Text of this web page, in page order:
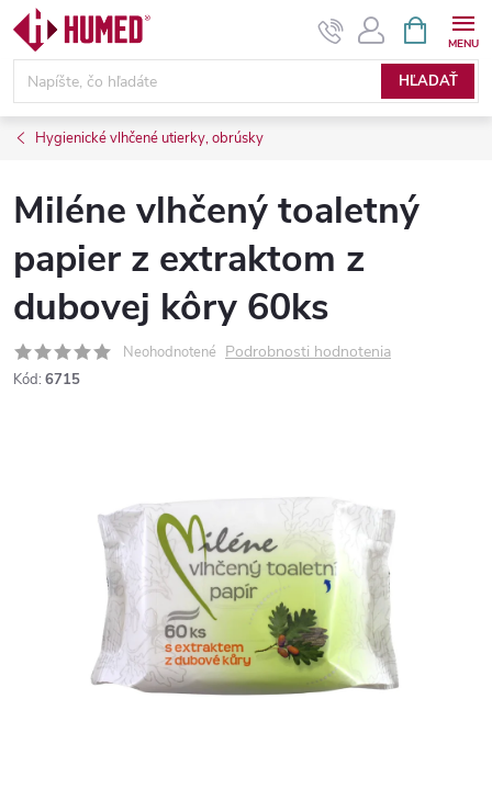
Prejsť
obsah
HĽADAŤ
KOŠÍK
Hygienické vlhčené utierky, obrúsky
Miléne vlhčený toaletný
papier z extraktom z
dubovej kôry 60ks
Neohodnotené Podrobnosti hodnotenia
Kód: 6715